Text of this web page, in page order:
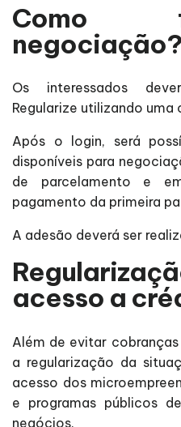
Como
negociação?
Os interessados
Regularize utilizando uma
Após o login, será
disponíveis para
de parcelamento e
pagamento da primeira
A adesão deverá ser
acesso a
Além de evitar
a regularização da
acesso dos
e programas públicos
negócios.